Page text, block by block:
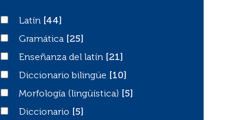
LatínLatín
[44]
Gramática
Gramática
[25]
Enseñanza del latín
Enseñanza del latín
[21]
Diccionario bilingüe
Diccionario bilingüe
[10]
Morfología (lingüística)
Morfología (lingüística)
[5]
Diccionario
Diccionario
[5]